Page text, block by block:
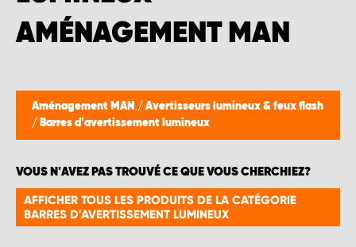
AMÉNAGEMENT MAN
Aménagement MAN / Avertisseurs lumineux & feux flash
/ Barres d'avertissement lumineux
VOUS N'AVEZ PAS TROUVÉ CE QUE VOUS CHERCHIEZ?
AFFICHER TOUS LES PRODUITS DE LA CATÉGORIE
BARRES D'AVERTISSEMENT LUMINEUX
WORK SYSTEM BRUXELLES
WORK SYSTEM NAMUR
WORK SYSTEM WEST BY PRO-VAN